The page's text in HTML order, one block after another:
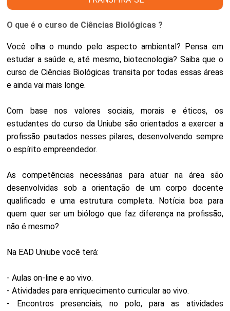
O que é o curso de Ciências Biológicas ?
Você olha o mundo pelo aspecto ambiental? Pensa em
estudar a saúde e, até mesmo, biotecnologia? Saiba que o
curso de Ciências Biológicas transita por todas essas áreas
e ainda vai mais longe.
Com base nos valores sociais, morais e éticos, os
estudantes do curso da Uniube são orientados a exercer a
profissão pautados nesses pilares, desenvolvendo sempre
o espírito empreendedor.
As competências necessárias para atuar na área são
desenvolvidas sob a orientação de um corpo docente
qualificado e uma estrutura completa. Notícia boa para
quem quer ser um biólogo que faz diferença na profissão,
não é mesmo?
Na EAD Uniube você terá:
- Aulas on-line e ao vivo.
- Atividades para enriquecimento curricular ao vivo.
- Encontros presenciais, no polo, para as atividades